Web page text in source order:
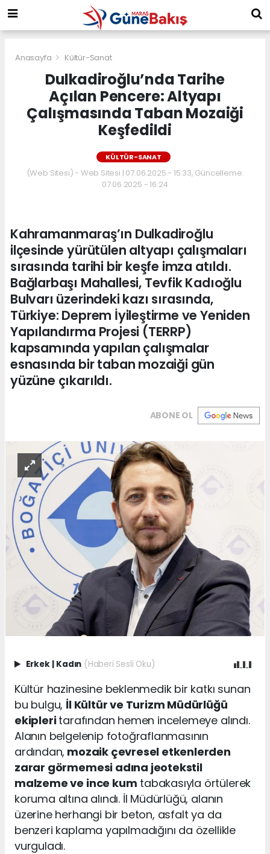
Anasayfa Kültür-Sanat
Dulkadiroğlu’nda Tarihe
Açılan Pencere: Altyapı
Çalışmasında Taban Mozaiği
Keşfedildi
KÜLTÜR-SANAT
(Web Sitesi) - Web Sitesi | 07.06.2025 - 15:33, Güncelleme:
07.06.2025 - 16:24
Kahramanmaraş’ın Dulkadiroğlu
ilçesinde yürütülen altyapı çalışmaları
sırasında tarihi bir keşfe imza atıldı.
Bağlarbaşı Mahallesi, Tevfik Kadıoğlu
Bulvarı üzerindeki kazı sırasında,
Türkiye: Deprem İyileştirme ve Yeniden
Yapılandırma Projesi (TERRP)
kapsamında yapılan çalışmalar
esnasında bir taban mozaiği gün
yüzüne çıkarıldı.
ABONE OL
Erkek | Kadın (Haberi Sesli Oku)
Kültür hazinesine beklenmedik bir katkı sunan
bu bulgu, İl Kültür ve Turizm Müdürlüğü
ekipleritarafından hemen incelemeye alındı.
Alanın belgelenip fotoğraflanmasının
ardından, mozaik çevresel etkenlerden
zarar görmemesi adına jeotekstil
malzeme ve ince kum tabakasıyla örtülerek
koruma altına alındı. İl Müdürlüğü, alanın
üzerine herhangi bir beton, asfalt ya da
benzeri kaplama yapılmadığını da özellikle
vurguladı.